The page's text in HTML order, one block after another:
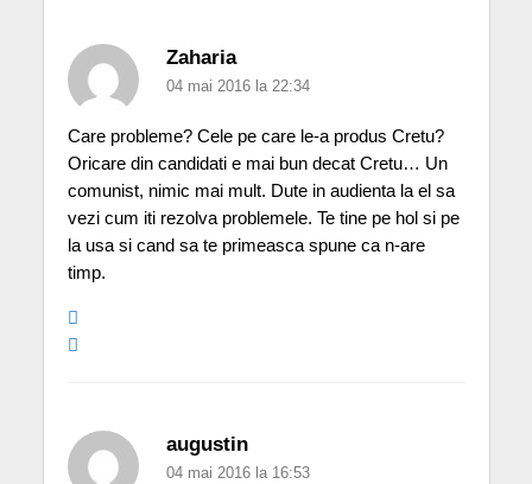
Zaharia
04 mai 2016 la 22:34
Care probleme? Cele pe care le-a produs Cretu?
Oricare din candidati e mai bun decat Cretu… Un
comunist, nimic mai mult. Dute in audienta la el sa
vezi cum iti rezolva problemele. Te tine pe hol si pe
la usa si cand sa te primeasca spune ca n-are
timp.
augustin
04 mai 2016 la 16:53